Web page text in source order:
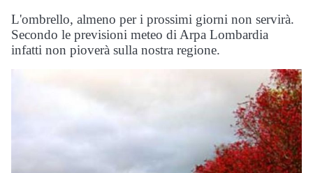
L'ombrello, almeno per i prossimi giorni non servirà.
Secondo le previsioni meteo di Arpa Lombardia
infatti non pioverà sulla nostra regione.